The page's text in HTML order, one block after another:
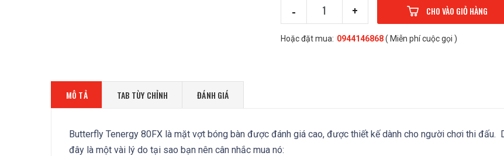
- + CHO VÀO GIỎ HÀNG
Hoặc đặt mua: 0944146868( Miễn phí cuộc gọi )
MÔ TẢ TAB TÙY CHỈNH ĐÁNH GIÁ
Butterfly Tenergy 80FX là mặt vợt bóng bàn được đánh giá cao, được thiết kế dành cho người chơi thi đấu.
đây là một vài lý do tại sao bạn nên cân nhắc mua nó: